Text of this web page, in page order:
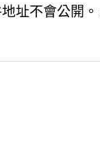
址不會公開。